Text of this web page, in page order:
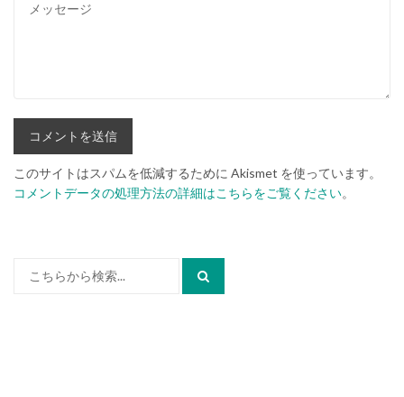
このサイトはスパムを低減するために Akismet を使っています。
コメントデータの処理方法の詳細はこちらをご覧ください。